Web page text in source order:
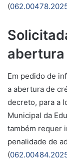
(
Em pedido de
a abertura de
decreto, para a
Municipal da
também requer
penalidade de
(